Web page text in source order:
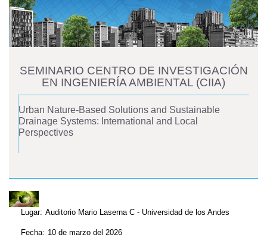
SEMINARIO CENTRO DE INVESTIGACIÓN
EN INGENIERÍA AMBIENTAL (CIIA)
Urban Nature-Based Solutions and Sustainable
Drainage Systems: International and Local
Perspectives
Lugar: Auditorio Mario Laserna C - Universidad de los Andes
Fecha: 10 de marzo del 2026